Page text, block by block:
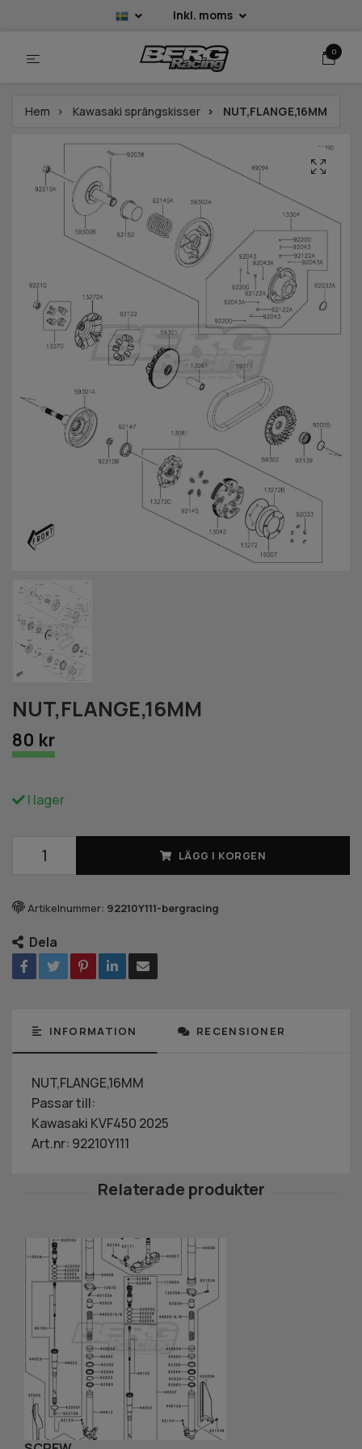
Inkl. moms
0
Hem Kawasaki sprängskisser NUT,FLANGE,16MM
NUT,FLANGE,16MM
80 kr
I lager
LÄGG I KORGEN
Artikelnummer: 92210Y111-bergracing
Dela
INFORMATION RECENSIONER
NUT,FLANGE,16MM
Passar till:
Kawasaki KVF450 2025
Art.nr: 92210Y111